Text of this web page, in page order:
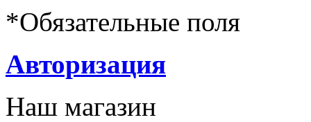
*Обязательные поля
Авторизация
Наш магазин